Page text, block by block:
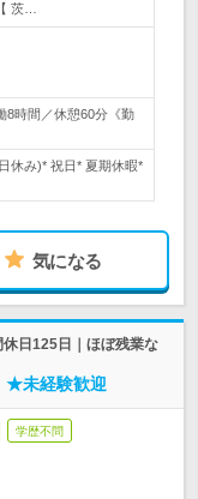
茨…
8時間／休憩60分《勤
休み)* 祝日* 夏期休暇*
気になる
日125日｜ほぼ残業な
★未経験歓迎
学歴不問